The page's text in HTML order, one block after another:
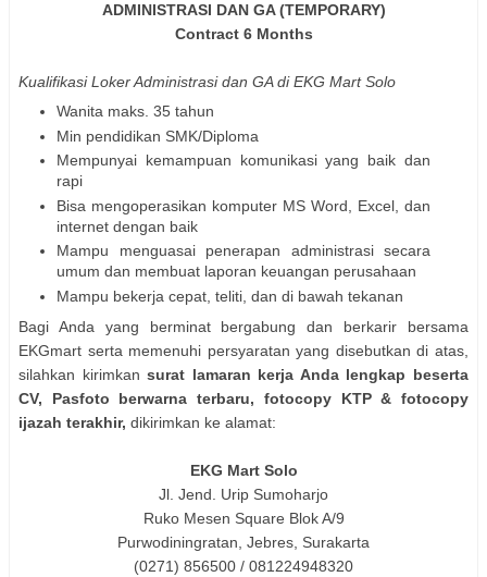
ADMINISTRASI DAN GA (TEMPORARY)
Contract 6 Months
Kualifikasi Loker Administrasi dan GA di EKG Mart Solo
Wanita maks. 35 tahun
Min pendidikan SMK/Diploma
Mempunyai kemampuan komunikasi yang baik dan
rapi
Bisa mengoperasikan komputer MS Word, Excel, dan
internet dengan baik
Mampu menguasai penerapan administrasi secara
umum dan membuat laporan keuangan perusahaan
Mampu bekerja cepat, teliti, dan di bawah tekanan
Bagi Anda yang berminat bergabung dan berkarir bersama
EKGmart serta memenuhi persyaratan yang disebutkan di atas,
silahkan kirimkansurat lamaran kerja Anda lengkap beserta
CV, Pasfoto berwarna terbaru, fotocopy KTP & fotocopy
ijazah terakhir, dikirimkan ke alamat:
EKG Mart Solo
Jl. Jend. Urip Sumoharjo
Ruko Mesen Square Blok A/9
Purwodiningratan, Jebres, Surakarta
(0271) 856500 / 081224948320